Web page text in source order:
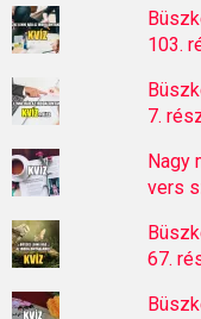
103.
7.
Nagy
vers
67.